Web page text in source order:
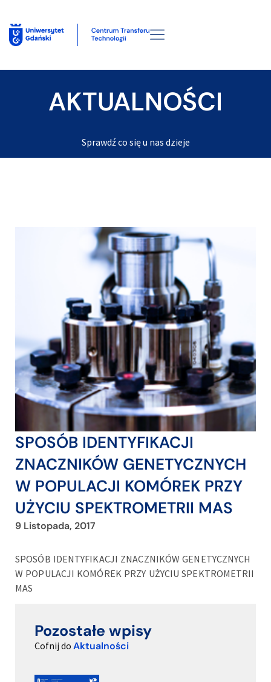
AKTUALNOŚCI
Sprawdź co się u nas dzieje
SPOSÓB IDENTYFIKACJI
ZNACZNIKÓW GENETYCZNYCH
W POPULACJI KOMÓREK PRZY
UŻYCIU SPEKTROMETRII MAS
9 Listopada, 2017
SPOSÓB IDENTYFIKACJI ZNACZNIKÓW GENETYCZNYCH
W POPULACJI KOMÓREK PRZY UŻYCIU SPEKTROMETRII
MAS
Pozostałe wpisy
Cofnij do Aktualności